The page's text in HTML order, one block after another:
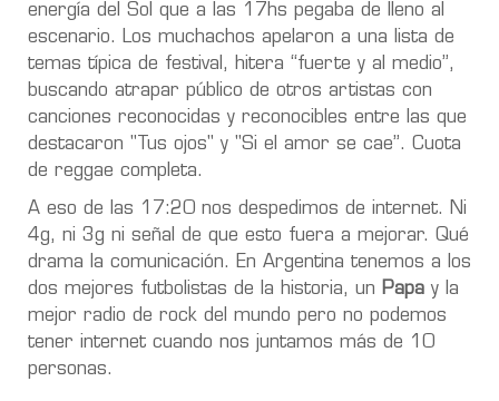
energía del Sol que a las 17hs pegaba de lleno al
escenario. Los muchachos apelaron a una lista de
temas típica de festival, hitera “fuerte y al medio”,
buscando atrapar público de otros artistas con
canciones reconocidas y reconocibles entre las que
destacaron "Tus ojos" y "Si el amor se cae”. Cuota
de reggae completa.
A eso de las 17:20 nos despedimos de internet. Ni
4g, ni 3g ni señal de que esto fuera a mejorar. Qué
drama la comunicación. En Argentina tenemos a los
dos mejores futbolistas de la historia, un Papa y la
mejor radio de rock del mundo pero no podemos
tener internet cuando nos juntamos más de 10
personas.